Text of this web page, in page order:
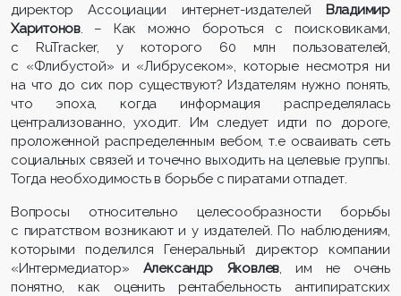
директор Ассоциации интернет-издателей Владимир
Харитонов. – Как можно бороться с поисковиками,
с RuTracker, у которого 60 млн пользователей,
с «Флибустой» и «Либрусеком», которые несмотря ни
на что до сих пор существуют? Издателям нужно понять,
что эпоха, когда информация распределялась
централизованно, уходит. Им следует идти по дороге,
проложенной распределенным вебом, т.е осваивать сеть
социальных связей и точечно выходить на целевые группы.
Тогда необходимость в борьбе с пиратами отпадет.
Вопросы относительно целесообразности борьбы
с пиратством возникают и у издателей. По наблюдениям,
которыми поделился Генеральный директор компании
«Интермедиатор» Александр Яковлев , им не очень
понятно, как оценить рентабельность антипиратских